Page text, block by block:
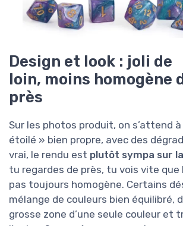
Design et look : joli de
loin, moins homogène
près
Sur les photos produit, on s’attend
étoilé » bien propre, avec des
vrai, le rendu est plutôt sympa sur
tu regardes de près, tu vois vite que
pas toujours homogène. Certains
mélange de couleurs bien équilibré,
grosse zone d’une seule couleur et